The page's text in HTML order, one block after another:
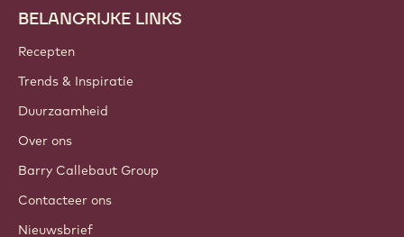
Footer
Callebaut
BELANGRIJKE LINKS
Recepten
Trends & Inspiratie
Duurzaamheid
Over ons
Barry Callebaut Group
Contacteer ons
Nieuwsbrief